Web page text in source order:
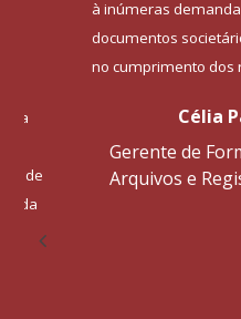
de
da
à inúmeras
documentos
no cumprimento dos
Célia
Gerente de
Arquivos e